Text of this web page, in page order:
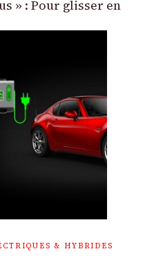
» : Pour glisser en
& HYBRIDES